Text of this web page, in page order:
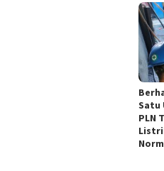
Satu
PLN